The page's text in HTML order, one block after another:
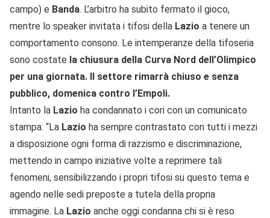
campo) e Banda. L’arbitro ha subito fermato il gioco,
mentre lo speaker invitata i tifosi della Lazio a tenere un
comportamento consono. Le intemperanze della tifoseria
sono costate la chiusura della Curva Nord dell’Olimpico
per una giornata. Il settore rimarrà chiuso e senza
pubblico, domenica contro l’Empoli.
Intanto la Lazio ha condannato i cori con un comunicato
stampa: “La Lazio ha sempre contrastato con tutti i mezzi
a disposizione ogni forma di razzismo e discriminazione,
mettendo in campo iniziative volte a reprimere tali
fenomeni, sensibilizzando i propri tifosi su questo tema e
agendo nelle sedi preposte a tutela della propria
immagine. La Lazio anche oggi condanna chi si è reso